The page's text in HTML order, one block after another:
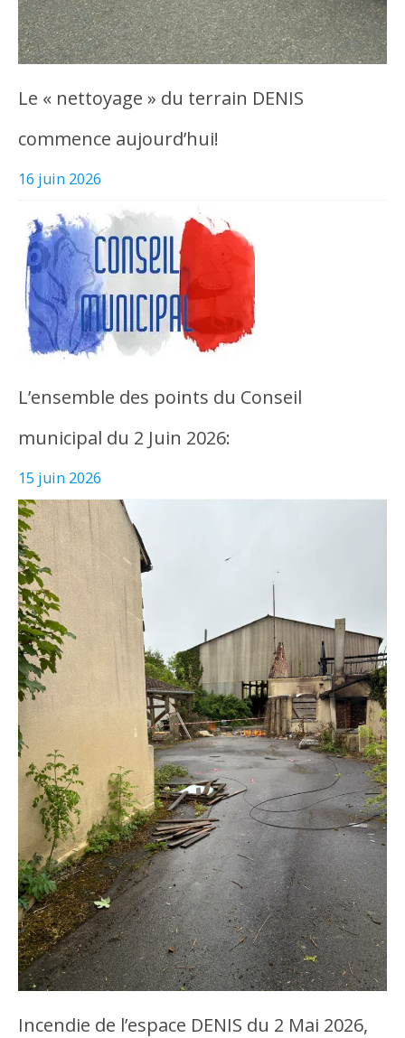
Le « nettoyage » du terrain DENIS
commence aujourd’hui!
16 juin 2026
L’ensemble des points du Conseil
municipal du 2 Juin 2026:
15 juin 2026
Incendie de l’espace DENIS du 2 Mai 2026,